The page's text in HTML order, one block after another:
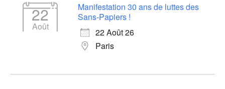
22
Août
Manifestation 30 ans de luttes des
Sans-Papiers !
22 Août 26
Paris